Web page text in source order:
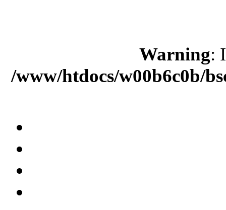
Warning:
/www/htdocs/w00b6c0b/